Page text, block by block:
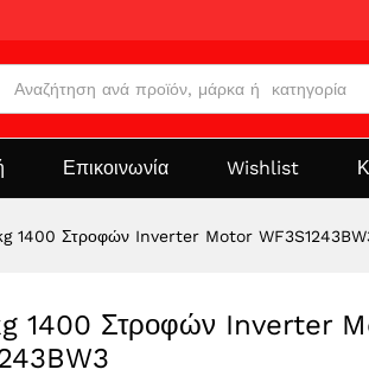
Επικοινωνία Wishlist
1400 Στροφών Inverter Motor
1400 Στροφών Inverter